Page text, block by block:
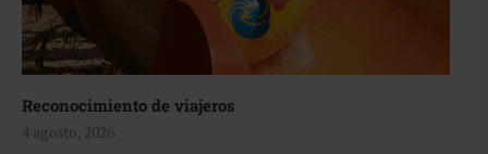
Reconocimiento de viajeros
4 agosto, 2026